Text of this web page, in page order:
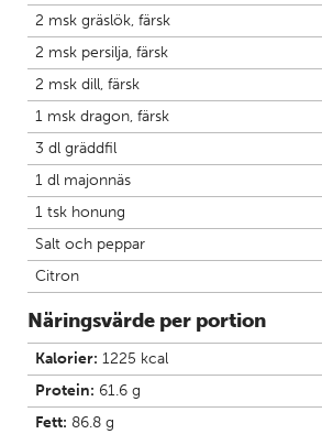
VÄLJ ALTERNATIV
LÄGG TILL I VARUKORG
5 kg
(489 kr/kg)
VÄLJ ALTERNATIV
2 msk gräslök, färsk
2 msk persilja, färsk
2 msk dill, färsk
1 msk dragon, färsk
3 dl gräddfil
1 dl majonnäs
1 tsk honung
Salt och peppar
Citron
Näringsvärde per portion
Kalorier: 1225 kcal
Protein: 61.6 g
Fett: 86.8 g